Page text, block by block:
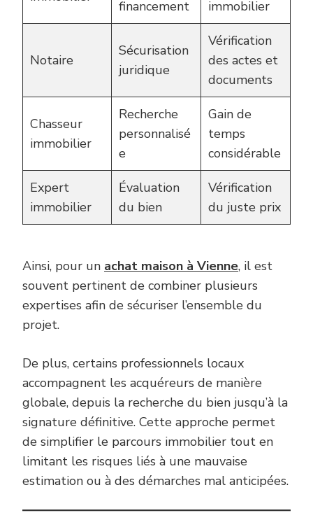
financement immobilier
Notaire
Sécurisation
juridique
Vérification
des actes et
documents
Chasseur
immobilier
Recherche
personnalisé
e
Gain de
temps
considérable
Expert
immobilier
Évaluation
du bien
Vérification
du juste prix
Ainsi, pour un achat maison à Vienne, il est
souvent pertinent de combiner plusieurs
expertises afin de sécuriser l’ensemble du
projet.
De plus, certains professionnels locaux
accompagnent les acquéreurs de manière
globale, depuis la recherche du bien jusqu’à la
signature définitive. Cette approche permet
de simplifier le parcours immobilier tout en
limitant les risques liés à une mauvaise
estimation ou à des démarches mal anticipées.